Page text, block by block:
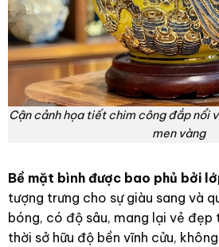
Cận cảnh họa tiết chim công đắp nổi
men vàng
Bề mặt bình được bao phủ bởi
tượng trưng cho sự giàu sang và
bóng, có độ sâu, mang lại vẻ
thời sở hữu độ bền vĩnh cửu,